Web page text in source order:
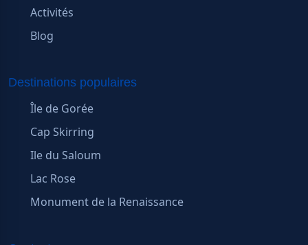
Activités
Blog
Destinations populaires
Île de Gorée
Cap Skirring
Ile du Saloum
Lac Rose
Monument de la Renaissance